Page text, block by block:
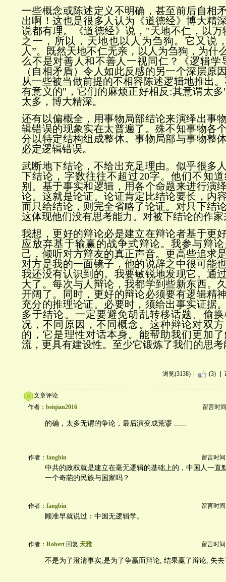
一些概念或陈述定义不明确，甚至前后自相
出啊！这也是很多人认为《道德经》博大精
说都有理。《道德经》说，"天地不仁，以
之一，所以，天地也以人为刍狗。它又说
人”。既然天地不仁无亲，以人为刍狗，为什
么不是对善人和不善人一视同仁？《逻辑学
（自相矛盾）令人如此反感的另一个深层原
从一些被当做前提的不相容陈述逻辑地推出
有意义的"，它们的麻烦正好相反:其意谓太
太多，博大精深。
还有以偏概全，用事物局部结论来演绎出事
辑错误的现象实在太普遍了。殊不知事物各
分以特定结构组成整体。事物局部与事物整
必定逻辑错误。
武断地下结论，不给出充足理由。似乎很多
下结论，字数往往不超过20字。他们不知
别。基于事实和逻辑，用各个命题来进行演
论。这就是论证。论证肯定比结论要长，内
而只给结论，则完全省略了论证。对只下结
这体现他们没有思考能力。对被下结论的作
我想，更好的辩论必是建立在辩论者基于更
应放弃基于输赢的战争式辩论。我参与辩
己，倾听对方辩友的真正声音。更高些追求
对方是我的一面镜子，他的说辞之中很可能
我还没有认识到的。我要敏锐地发现它。通
大了。每次与人辩论，我都学到些新东西。
开阔了。同时，更好的辩论必须要有逻辑精
充分的推理论证。必要时，须给出事实证据
多于结论。一定要避免胡乱转移话题、偷
况，不同原因，不同概念。这种辩论对双
的，它是理性对话本身。能帮助我们更加
流，更具有建设性。至少它锻炼了我们的思考
浏览(3138) (3)
文章评论
作者： beiqian2016 留言时
的确，太多无谓的争论，最后演变成荒谬 ......
作者： fangbin 留言时间
中共的政权就是建立在毫无逻辑的基础上的，中国人一直
一个奇葩的民族与国家吗？
作者： fangbin 留言时间
顾准早就说过：中国无逻辑学。
作者： Robert 回复 天雅 留言时间
不是为了澄清事实,是为了争赢而辩论, 结果赢了辩论, 失